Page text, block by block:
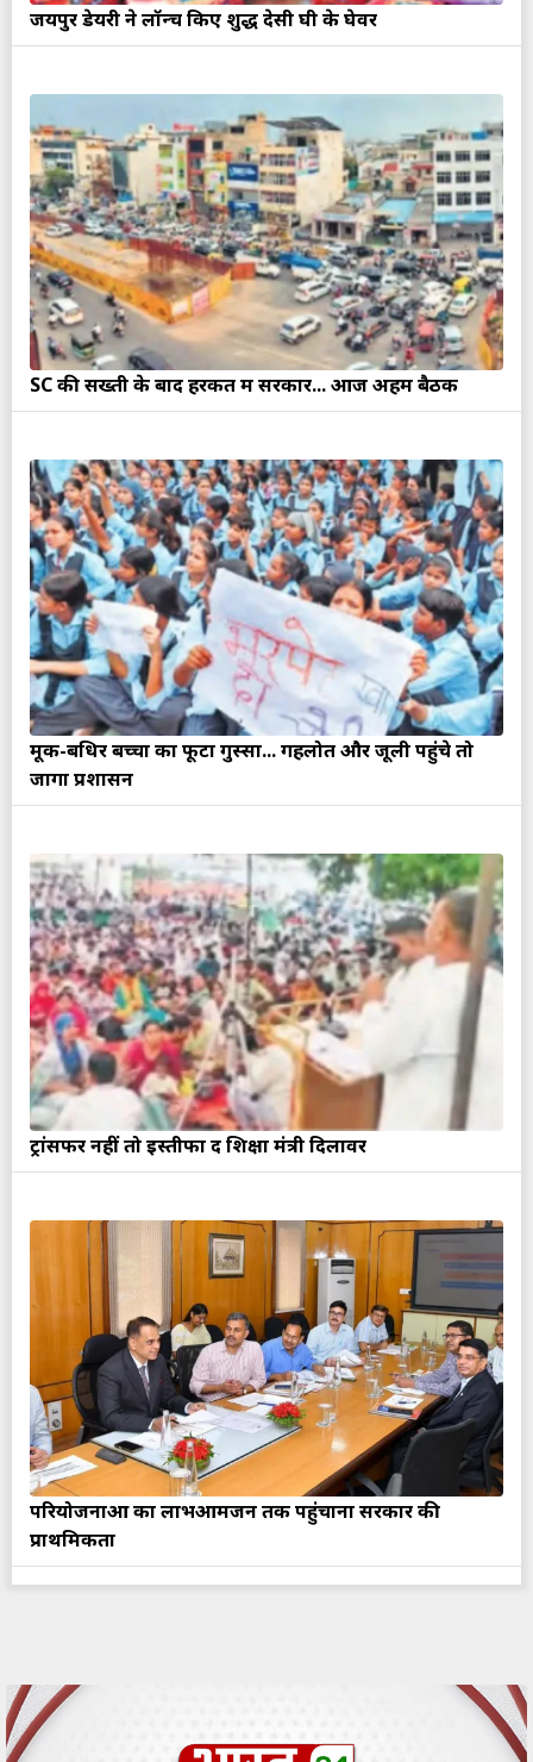
जयपुर डेयरी ने लॉन्च किए शुद्ध देसी घी के घेवर
SC की सख्ती के बाद हरकत में सरकार... आज अहम बैठक
मूक-बधिर बच्चों का फूटा गुस्सा... गहलोत और जूली पहुंचे तो
जागा प्रशासन
ट्रांसफर नहीं तो इस्तीफा दें शिक्षा मंत्री दिलावर
परियोजनाओं का लाभआमजन तक पहुंचाना सरकार की
प्राथमिकता